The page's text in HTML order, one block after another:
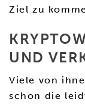
Ziel zu
UND
Viele von
schon die